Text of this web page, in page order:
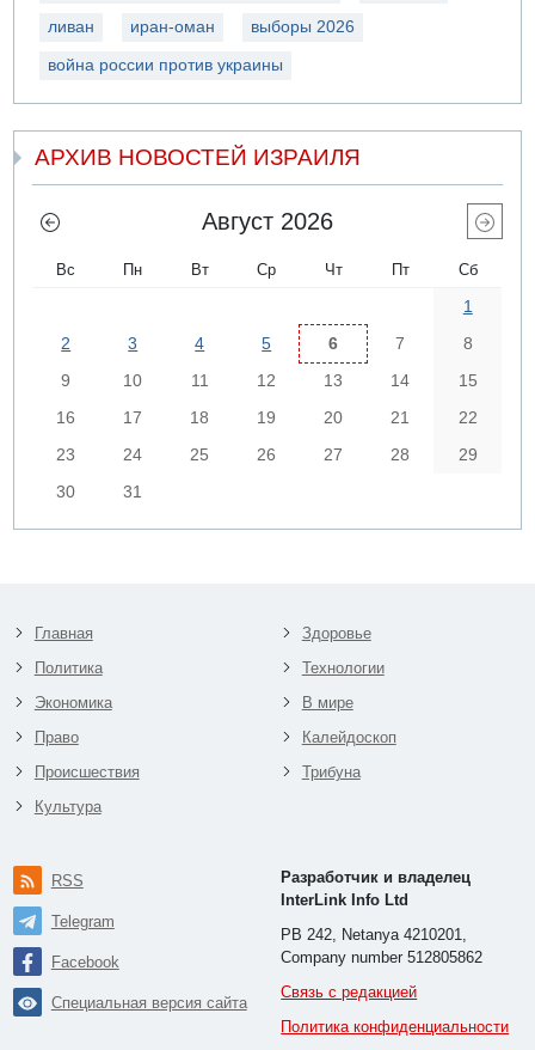
ливан иран-оман выборы 2026
война россии против украины
АРХИВ НОВОСТЕЙ ИЗРАИЛЯ
Август 2026
Вс Пн Вт Ср Чт Пт Сб
1
2
3 4 5 6 7
8
9
10 11 12 13 14
15
16
17 18 19 20 21
22
23
24 25 26 27 28
29
30
31
Главная
Политика
Экономика
Право
Происшествия
Культура
Здоровье
Технологии
В мире
Калейдоскоп
Трибуна
RSS
Telegram
Facebook
Специальная версия сайта
Разработчик и владелец
InterLink Info Ltd
PB 242, Netanya 4210201,
Company number 512805862
Связь с редакцией
Политика конфиденциальности